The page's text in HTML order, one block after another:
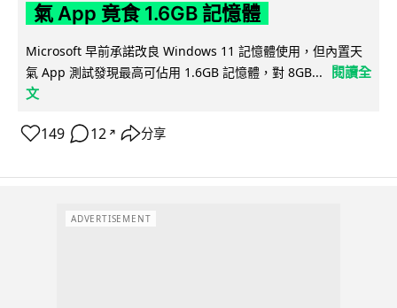
氣 App 竟食 1.6GB 記憶體
Microsoft 早前承諾改良 Windows 11 記憶體使用，但內置天
氣 App 測試發現最高可佔用 1.6GB 記憶體，對 8GB...
閱讀全
文
149 12 ↗ 分享
ADVERTISEMENT